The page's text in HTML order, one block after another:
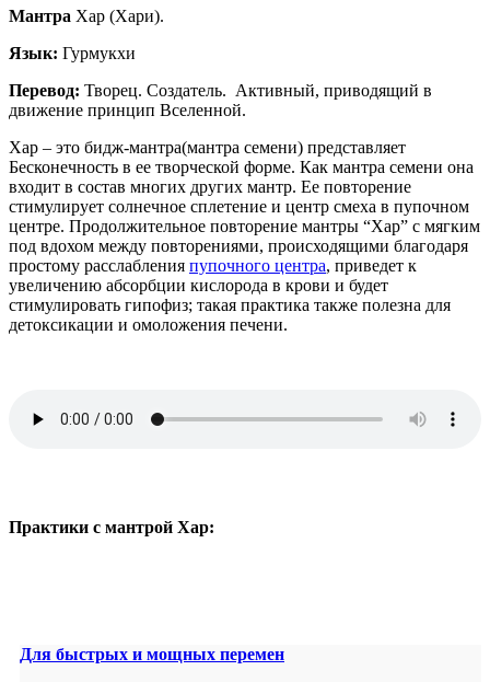
Мантра Хар (Хари).
Язык: Гурмукхи
Перевод: Творец. Создатель. Активный, приводящий в
движение принцип Вселенной.
Хар – это бидж-мантра(мантра семени) представляет
Бесконечность в ее творческой форме. Как мантра семени она
входит в состав многих других мантр. Ее повторение
стимулирует солнечное сплетение и центр смеха в пупочном
центре. Продолжительное повторение мантры “Хар” с мягким
под вдохом между повторениями, происходящими благодаря
простому расслабления пупочного центра, приведет к
увеличению абсорбции кислорода в крови и будет
стимулировать гипофиз; такая практика также полезна для
детоксикации и омоложения печени.
Практики с мантрой Хар:
Для быстрых и мощных перемен